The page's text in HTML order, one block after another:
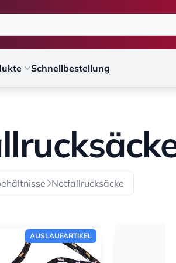
Schnellbestellung
Notfallrucksäcke
AUSLAUFARTIKEL